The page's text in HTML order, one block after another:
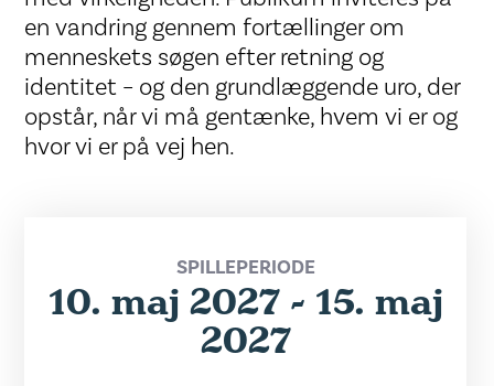
en vandring gennem fortællinger om
menneskets søgen efter retning og
identitet – og den grundlæggende uro, der
opstår, når vi må gentænke, hvem vi er og
hvor vi er på vej hen.
SPILLEPERIODE
10. maj 2027 - 15. maj
2027